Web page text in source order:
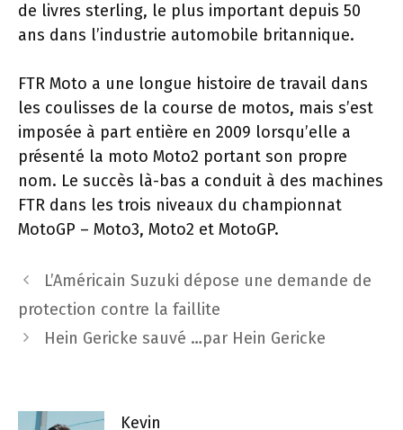
de livres sterling, le plus important depuis 50
ans dans l’industrie automobile britannique.
FTR Moto a une longue histoire de travail dans
les coulisses de la course de motos, mais s’est
imposée à part entière en 2009 lorsqu’elle a
présenté la moto Moto2 portant son propre
nom. Le succès là-bas a conduit à des machines
FTR dans les trois niveaux du championnat
MotoGP – Moto3, Moto2 et MotoGP.
Navigation
des
articles
L’Américain Suzuki dépose une demande de
protection contre la faillite
Hein Gericke sauvé …par Hein Gericke
Kevin